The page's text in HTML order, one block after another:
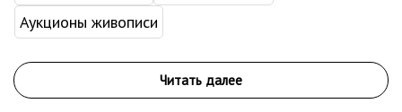
Аукционы живописи